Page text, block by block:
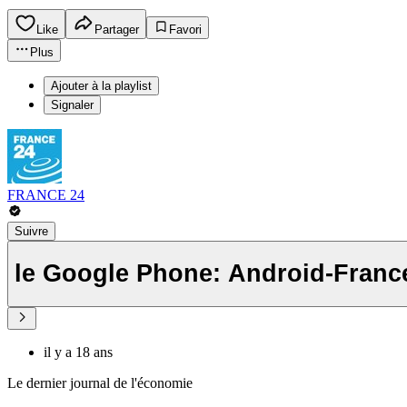
Like Partager
Favori
Plus
Ajouter à la playlist
Signaler
FRANCE 24
Suivre
le Google Phone: Android-
il y a 18 ans
Le dernier journal de l'économie